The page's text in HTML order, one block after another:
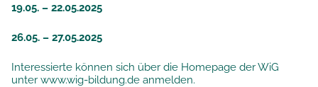
19.05. – 22.05.2025
26.05. – 27.05.2025
Interessierte können sich über die Homepage der WiG
unter www.wig-bildung.de anmelden.